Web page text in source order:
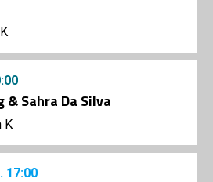
& Sahra Da Silva
K
17:00